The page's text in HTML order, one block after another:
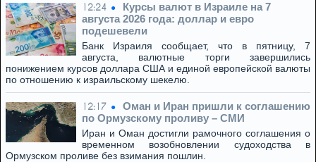
12:24
Курсы валют в Израиле на 7
августа 2026 года: доллар и евро
подешевели
Банк Израиля сообщает, что в пятницу, 7
августа, валютные торги завершились
понижением курсов доллара США и единой европейской валюты
по отношению к израильскому шекелю.
12:17
Оман и Иран пришли к соглашению
по Ормузскому проливу – СМИ
Иран и Оман достигли рамочного соглашения о
временном возобновлении судоходства в
Ормузском проливе без взимания пошлин.